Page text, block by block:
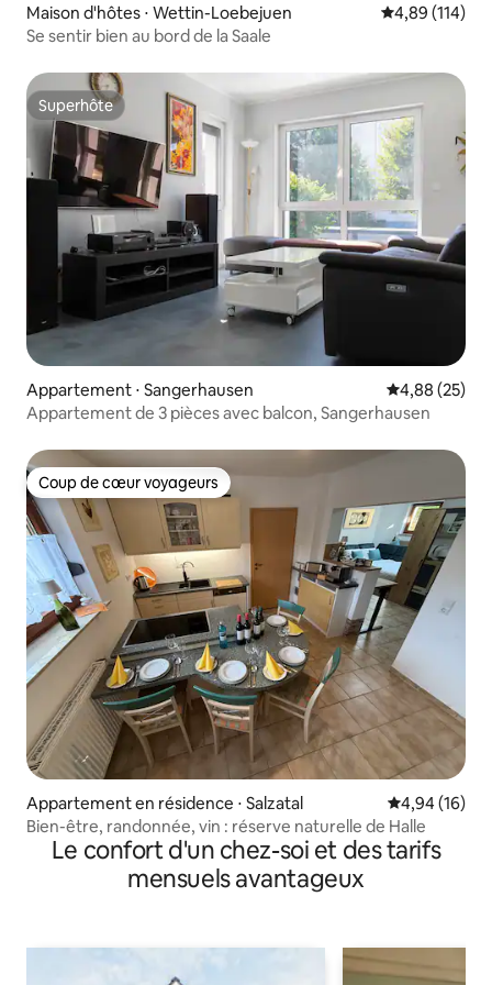
Maison d'hôtes ⋅ Wettin-Loebejuen Évaluation
4,89 (114)
Se sentir bien au bord de la Saale
Superhôte
Superhôte
Appartement ⋅ Sangerhausen Évaluation
4,88 (25)
Appartement de 3 pièces avec balcon, Sangerhausen
Coup de cœur voyageurs
Coup de cœur voyageurs
Appartement en résidence ⋅ Salzatal Évaluation
4,94 (16)
Bien-être, randonnée, vin : réserve naturelle de Halle
Le confort d'un chez-soi et des tarifs
mensuels avantageux